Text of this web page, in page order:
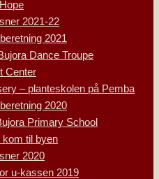
2021-22
2021
Dance Troupe
Center
– planteskolen på Pemba
2020
Primary School
kom til byen
2020
u-kassen 2019